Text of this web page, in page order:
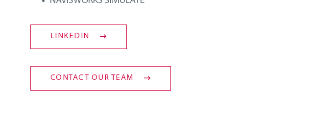
LINKEDIN
CONTACT OUR TEAM